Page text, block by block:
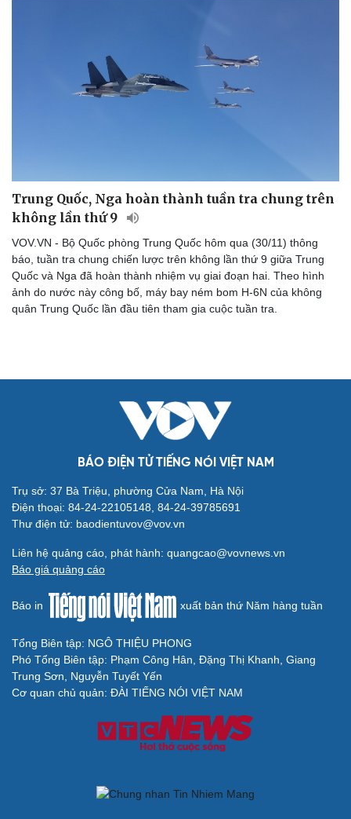
Kể chuyện cho bé
Hạt giống tâm hồn
Trung Quốc, Nga hoàn thành tuần tra chung trên
không lần thứ 9
VOV.VN - Bộ Quốc phòng Trung Quốc hôm qua (30/11) thông
báo, tuần tra chung chiến lược trên không lần thứ 9 giữa Trung
Quốc và Nga đã hoàn thành nhiệm vụ giai đoạn hai. Theo hình
ảnh do nước này công bố, máy bay ném bom H-6N của không
quân Trung Quốc lần đầu tiên tham gia cuộc tuần tra.
BÁO ĐIỆN TỬ TIẾNG NÓI VIỆT NAM
Trụ sở: 37 Bà Triệu, phường Cửa Nam, Hà Nội
Điện thoại: 84-24-22105148, 84-24-39785691
Thư điện tử: baodientuvov@vov.vn
Liên hệ quảng cáo, phát hành: quangcao@vovnews.vn
Báo giá quảng cáo
Báo in xuất bản thứ Năm hàng tuần
Tổng Biên tập: NGÔ THIỆU PHONG
Phó Tổng Biên tập: Phạm Công Hân, Đặng Thị Khanh, Giang
Trung Sơn, Nguyễn Tuyết Yến
Cơ quan chủ quản: ĐÀI TIẾNG NÓI VIỆT NAM